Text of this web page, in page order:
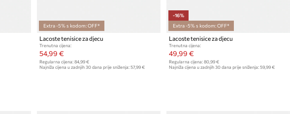
Extra -5% s kodom: OFF*
Lacoste tenisice za djecu
Trenutna cijena:
54,99 €
Regularna cijena: 84,99 €
Najniža cijena u zadnjih 30 dana prije sniženja: 57,99 €
-16%
Extra -5% s kodom: OFF*
Lacoste tenisice za djecu
Trenutna cijena:
49,99 €
Regularna cijena: 80,99 €
Najniža cijena u zadnjih 30 dana prije sniženja: 59,99 €